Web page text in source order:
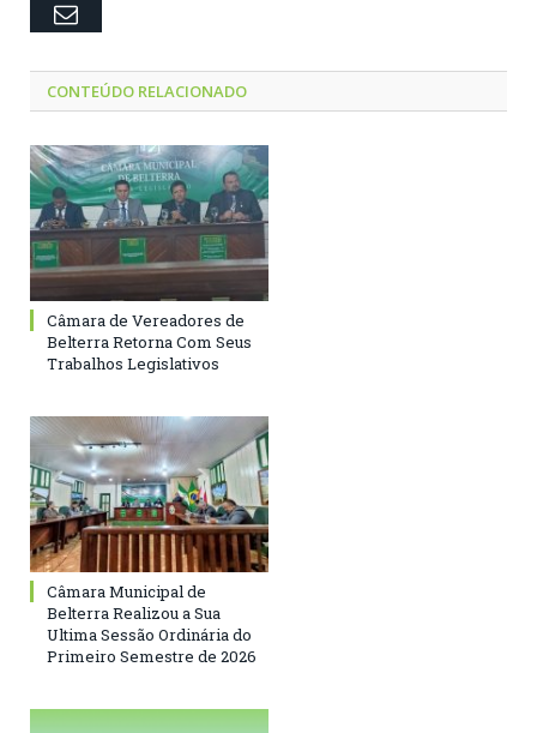
Email
CONTEÚDO RELACIONADO
Câmara de Vereadores de
Belterra Retorna Com Seus
Trabalhos Legislativos
Câmara Municipal de
Belterra Realizou a Sua
Ultima Sessão Ordinária do
Primeiro Semestre de 2026